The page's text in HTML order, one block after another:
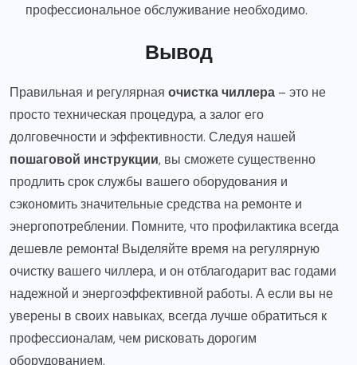
профессиональное обслуживание необходимо.
Вывод
Правильная и регулярная очистка чиллера – это не
просто техническая процедура, а залог его
долговечности и эффективности. Следуя нашей
пошаговой инструкции, вы сможете существенно
продлить срок службы вашего оборудования и
сэкономить значительные средства на ремонте и
энергопотреблении. Помните, что профилактика всегда
дешевле ремонта! Выделяйте время на регулярную
очистку вашего чиллера, и он отблагодарит вас годами
надежной и энергоэффективной работы. А если вы не
уверены в своих навыках, всегда лучше обратиться к
профессионалам, чем рисковать дорогим
оборудованием.